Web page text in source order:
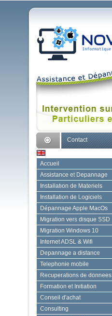
Contact
Accueil
Assistance et Depannage
Installation de Materiels
Installation de Logiciels
Dépannage Apple MacOs
Migration vers disque SSD
Migration Windows 10
Internet ADSL & Wifi
Depannage a distance
Telephonie mobile
Recuperations de donnees
Formation et Initiation
Conseil d'achat
Consulting